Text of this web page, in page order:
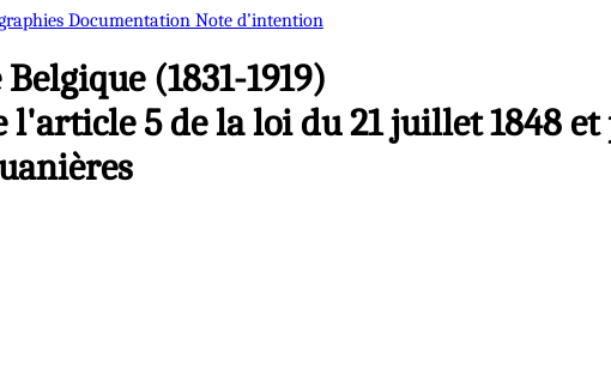
Documentation Note d’intention
(1831-1919)
5 de la loi du 21 juillet 1848 et